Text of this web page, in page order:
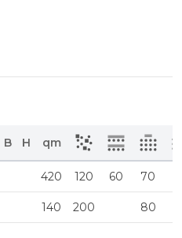
B H qm
420 120 60 70
140 200 80